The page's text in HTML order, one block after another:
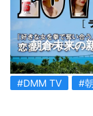
朝倉未来の
#DMM TV #